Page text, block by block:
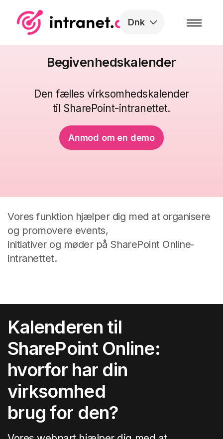
Dnk
Begivenhedskalender
Den fælles virksomhedskalender
til SharePoint-intranettet.
Anmod om en demo
Vores funktion hjælper dig med at organisere
og promovere events,
initiativer og møder på SharePoint Online-
intranettet.
Kalenderen til
SharePoint Online:
hvorfor har din
virksomhed
brug for den?